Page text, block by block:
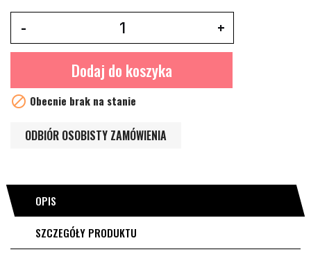
Dodaj do koszyka
 Obecnie brak na stanie
ODBIÓR OSOBISTY ZAMÓWIENIA
OPIS
SZCZEGÓŁY PRODUKTU